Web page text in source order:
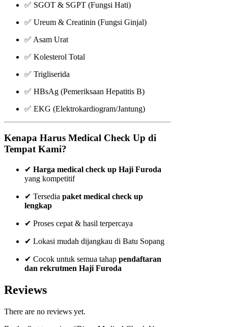
✅ SGOT & SGPT (Fungsi Hati)
✅ Ureum & Creatinin (Fungsi Ginjal)
✅ Asam Urat
✅ Kolesterol Total
✅ Trigliserida
✅ HBsAg (Pemeriksaan Hepatitis B)
✅ EKG (Elektrokardiogram/Jantung)
Kenapa Harus Medical Check Up di
Tempat Kami?
✔ Harga medical check up Haji Furoda
yang kompetitif
✔ Tersedia paket medical check up
lengkap
✔ Proses cepat & hasil terpercaya
✔ Lokasi mudah dijangkau di Batu Sopang
✔ Cocok untuk semua tahap pendaftaran
dan rekrutmen Haji Furoda
Reviews
There are no reviews yet.